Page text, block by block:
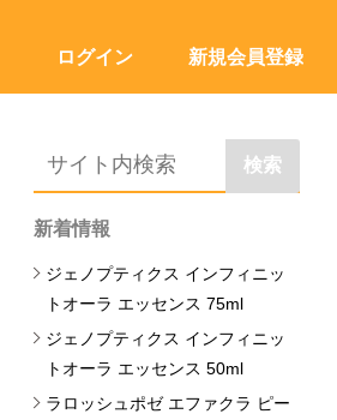
ログイン 新規会員登録
検索
新着情報
ジェノプティクス インフィニッ
トオーラ エッセンス 75ml
ジェノプティクス インフィニッ
トオーラ エッセンス 50ml
ラロッシュポゼ エファクラ ピー